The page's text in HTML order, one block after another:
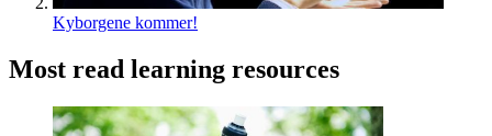
Kyborgene kommer!
Most read learning resources